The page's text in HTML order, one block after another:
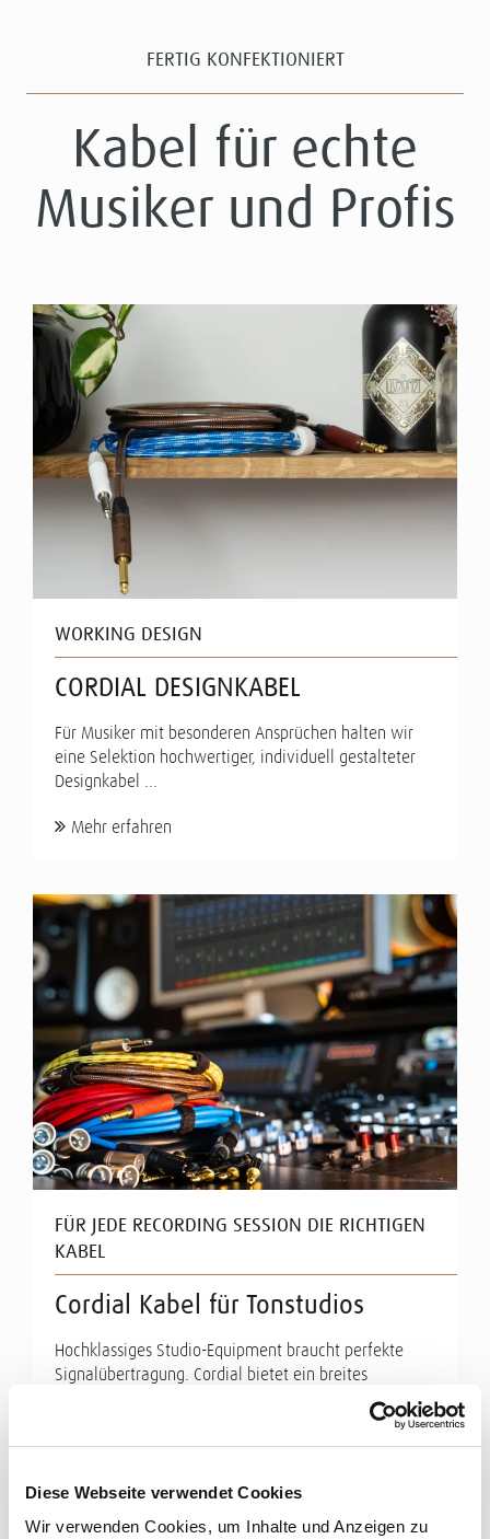
Diese Webseite verwendet Cookies
Wir verwenden Cookies, um Inhalte und Anzeigen zu
FERTIG KONFEKTIONIERT
Kabel für echte
Musiker und Profis
WORKING DESIGN
CORDIAL DESIGNKABEL
Für Musiker mit besonderen Ansprüchen halten wir
eine Selektion hochwertiger, individuell gestalteter
Designkabel ...
Mehr erfahren
FÜR JEDE RECORDING SESSION DIE RICHTIGEN
KABEL
Cordial Kabel für Tonstudios
Hochklassiges Studio-Equipment braucht perfekte
Signalübertragung. Cordial bietet ein breites
Mehr erfahren